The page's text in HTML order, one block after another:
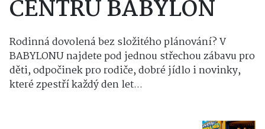
CENTRU BABYLON
Rodinná dovolená bez složitého plánování? V
BABYLONU najdete pod jednou střechou zábavu pro
děti, odpočinek pro rodiče, dobré jídlo i novinky,
které zpestří každý den let...